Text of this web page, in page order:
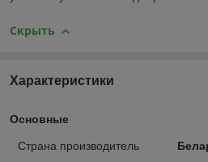
Скрыть
Характеристики
Основные
Страна производитель